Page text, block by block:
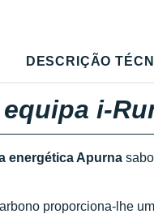
DESCRIÇÃO
i-
energética Apurna
proporciona-lhe um